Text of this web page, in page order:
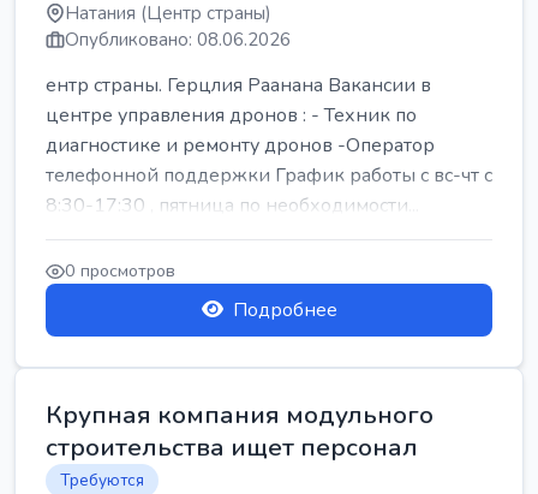
Натания (Центр страны)
Опубликовано: 08.06.2026
ентр страны. Герцлия Раанана Вакансии в
центре управления дронов : - Техник по
диагностике и ремонту дронов -Оператор
телефонной поддержки График работы с вс-чт с
8:30-17:30 , пятница по необходимости...
0 просмотров
Подробнее
Крупная компания модульного
строительства ищет персонал
Требуются